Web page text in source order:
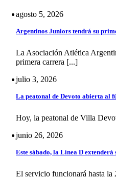
agosto 5, 2026
Argentinos Juniors tendrá su
La Asociación Atlética
primera carrera [...]
julio 3, 2026
La peatonal de Devoto abierta al
Hoy, la peatonal de Villa
junio 26, 2026
Este sábado, la Línea D
El servicio funcionará hasta la